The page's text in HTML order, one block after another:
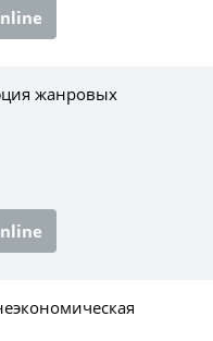
жанровых